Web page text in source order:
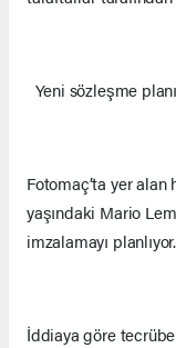
Yeni sözleşme
Fotomaç’ta yer
yaşındaki Mario
imzalamayı planlıyor.
İddiaya göre